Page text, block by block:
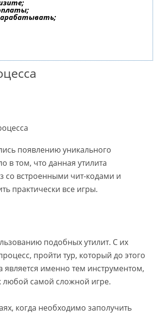
появлению уникального
в том, что данная утилита
со встроенными чит-кодами и
практически все игры.
подобных утилит. С их
пройти тур, который до этого
является именно тем инструментом,
любой самой сложной игре.
когда необходимо заполучить